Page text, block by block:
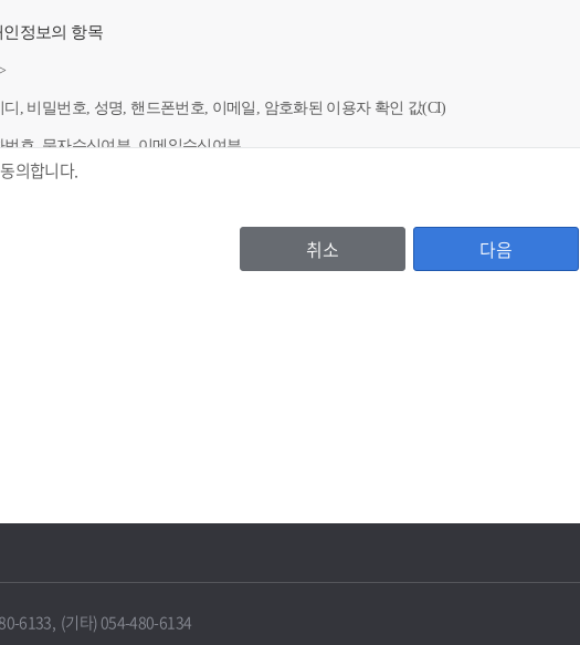
정보의 항목
디, 비밀번호, 성명, 핸드폰번호, 이메일, 암호화된 이용자 확인 값(CI)
번호, 문자수신여부, 이메일수신여부
자등록번호, (법인기업의 경우 법인등록번호), 기업명, 비밀번호, 대표자명, 주소, 사업자
을 때에는 지체 없이 해당 개인정보를 파기합니다.
의합니다.
취소 다음
6133, (기타) 054-480-6134